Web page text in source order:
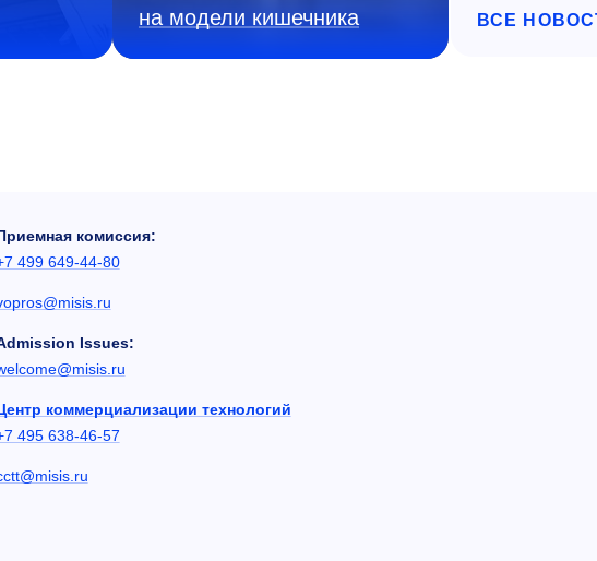
на модели кишечника
ВСЕ
комиссия:
499 649-44-80
Issues:
коммерциализации технологий
495 638-46-57